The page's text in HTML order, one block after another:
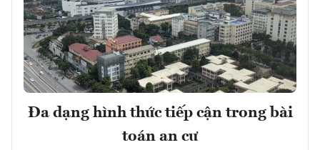
Đa dạng hình thức tiếp cận trong bài
toán an cư